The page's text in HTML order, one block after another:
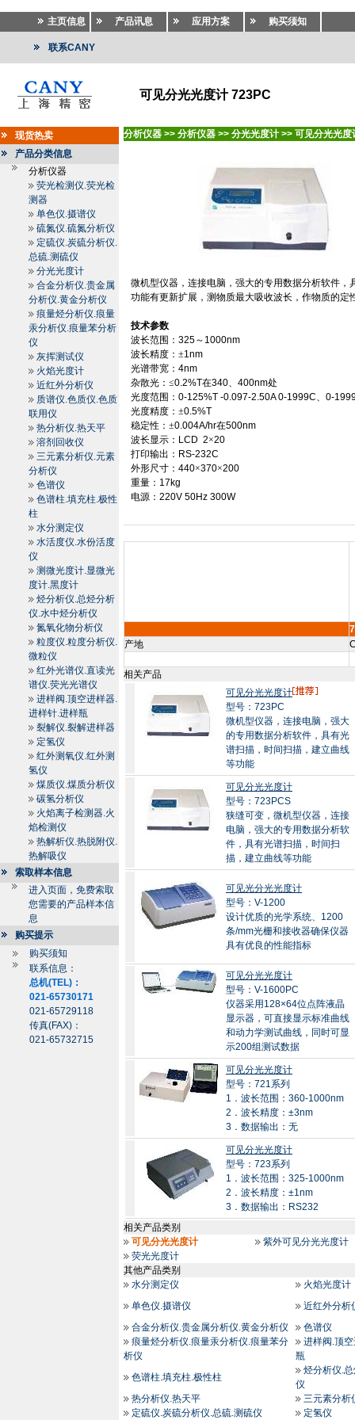
主页信息 产品讯息 应用方案 购买须知
联系CANY
可见分光光度计 723PC
现货热卖
产品分类信息
分析仪器
荧光检测仪.荧光检
测器
单色仪.摄谱仪
硫氮仪.硫氮分析仪
定硫仪.炭硫分析仪.
总硫.测硫仪
分光光度计
合金分析仪.贵金属
分析仪.黄金分析仪
痕量烃分析仪.痕量
汞分析仪.痕量苯分析
仪
灰挥测试仪
火焰光度计
近红外分析仪
质谱仪.色质仪.色质
联用仪
热分析仪.热天平
溶剂回收仪
三元素分析仪.元素
分析仪
色谱仪
色谱柱.填充柱.极性
柱
水分测定仪
水活度仪.水份活度
仪
测微光度计.显微光
度计.黑度计
烃分析仪.总烃分析
仪.水中烃分析仪
氮氧化物分析仪
粒度仪.粒度分析仪.
微粒仪
红外光谱仪.直读光
谱仪.荧光光谱仪
进样阀.顶空进样器.
进样针.进样瓶
裂解仪.裂解进样器
定氢仪
红外测氧仪.红外测
氢仪
煤质仪.煤质分析仪
碳氢分析仪
火焰离子检测器.火
焰检测仪
热解析仪.热脱附仪.
热解吸仪
索取样本信息
进入页面，免费索取
您需要的产品样本信
息
购买提示
购买须知
联系信息：
总机(TEL)：
021-65730171
021-65729118
传真(FAX)：
021-65732715
分析仪器 >> 分析仪器 >> 分光光度计 >> 可见分光光度
微机型仪器，连接电脑，强大的专用数据分析软件
功能有更新扩展，测物质最大吸收波长，作物质的定
技术参数
波长范围：325～ 1000nm
波长精度：±1nm
光谱带宽：4nm
杂散光：≤0.2%T在340、400nm处
光度范围：0-125%T -0.097-2.50A0-1999C、0-
光度精度：±0.5%T
稳定性：±0.004A/hr在500nm
波长显示： LCD 2×20
打印输出： RS-232C
外形尺寸：440×370×200
重量： 17kg
电源：220V 50Hz 300W
产地
相关产品
可见分光光度计
型号：723PC
微机型仪器，连接电脑，强大
的专用数据分析软件，具有光
谱扫描，时间扫描，建立曲线
等功能
可见分光光度计
型号：723PCS
狭缝可变，微机型仪器，连接
电脑，强大的专用数据分析软
件，具有光谱扫描，时间扫
描，建立曲线等功能
可见光分光光度计
型号：V-1200
设计优质的光学系统、1200
条/mm光栅和接收器确保仪器
具有优良的性能指标
可见分光光度计
型号：V-1600PC
仪器采用128×64位点阵液晶
显示器，可直接显示标准曲线
和动力学测试曲线，同时可显
示200组测试数据
可见分光光度计
型号：721系列
1．波长范围：360-1000nm
2．波长精度：±3nm
3．数据输出：无
可见分光光度计
型号：723系列
1．波长范围：325-1000nm
2．波长精度：±1nm
3．数据输出：RS232
相关产品类别
可见分光光度计
紫外可见分光光度计
荧光光度计
其他产品类别
水分测定仪
火焰光度计
单色仪.摄谱仪
近红外分析
合金分析仪.贵金属分析仪.黄金分析仪
色谱仪
痕量烃分析仪.痕量汞分析仪.痕量苯分
析仪
进样阀.顶
瓶
色谱柱.填充柱.极性柱
烃分析仪.
仪
热分析仪.热天平
三元素分析
定硫仪.炭硫分析仪.总硫.测硫仪
定氢仪